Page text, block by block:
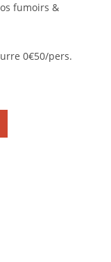
fumoirs &
0€50/pers.